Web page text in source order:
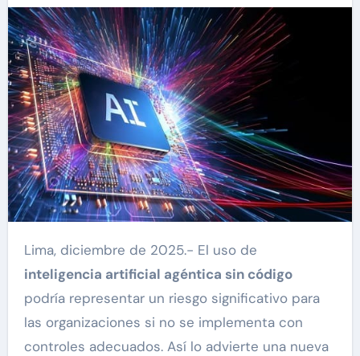
Lima, diciembre de 2025.- El uso de
inteligencia artificial agéntica sin código
podría representar un riesgo significativo para
las organizaciones si no se implementa con
controles adecuados. Así lo advierte una nueva